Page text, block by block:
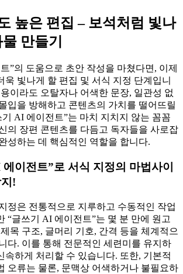
높은 편집 – 보석처럼 빛나
만들기
”의 도움으로 초안 작성을 마쳤다면, 이제
욱 빛나게 할 편집 및 서식 지정 단계입니
이라도 오탈자나 어색한 문장, 일관성 없
입을 방해하고 콘텐츠의 가치를 떨어뜨릴
기 AI 에이전트”는 마치 지치지 않는 꼼꼼
의 장편 콘텐츠를 다듬고 독자들을 사로잡
성하는 데 핵심적인 역할을 합니다.
이전트”로 서식 지정의 마법사이
!
정은 전통적으로 지루하고 수동적인 작업
“글쓰기 AI 에이전트”는 몇 분 만에 원고
목 구조, 글머리 기호, 간격 등을 체계적으
다. 이를 통해 전문적인 세련미를 유지하
속하게 처리할 수 있습니다. 또한, 기본적
오류는 물론, 문맥상 어색하거나 불필요하